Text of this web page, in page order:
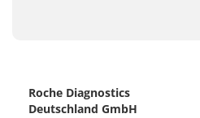
Roche Diagnostics
Deutschland GmbH